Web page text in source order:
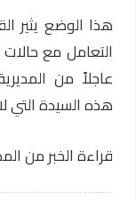
هذا الوضع يثير
التعامل مع
عاجلاً من
هذه السيدة التي
قراءة الخبر من